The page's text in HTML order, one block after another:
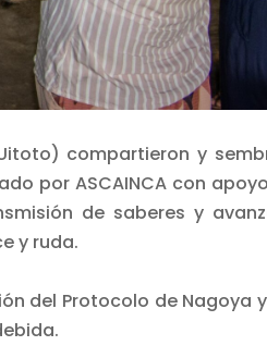
compartieron y
por ASCAINCA con apoyo
de saberes y
y ruda.
del Protocolo de Nagoya